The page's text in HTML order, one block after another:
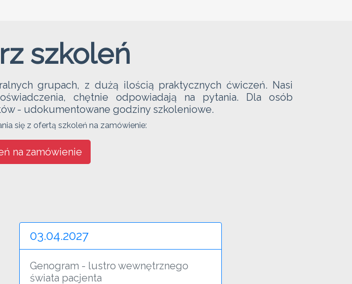
szkoleń
grupach, z dużą ilością praktycznych ćwiczeń. Nasi
chętnie odpowiadają na pytania. Dla osób
- udokumentowane godziny szkoleniowe.
się z ofertą szkoleń na zamówienie:
na zamówienie
03.04.2027
Genogram - lustro wewnętrznego
świata pacjenta